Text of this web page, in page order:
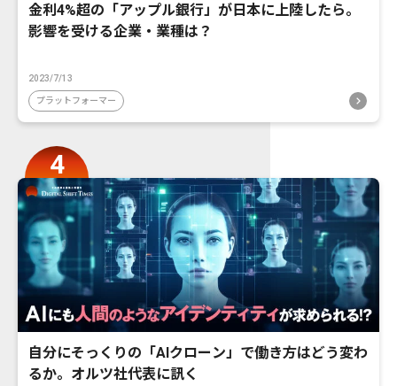
金利4%超の「アップル銀行」が日本に上陸したら。
影響を受ける企業・業種は？
2023/7/13
プラットフォーマー
自分にそっくりの「AIクローン」で働き方はどう変わ
るか。オルツ社代表に訊く